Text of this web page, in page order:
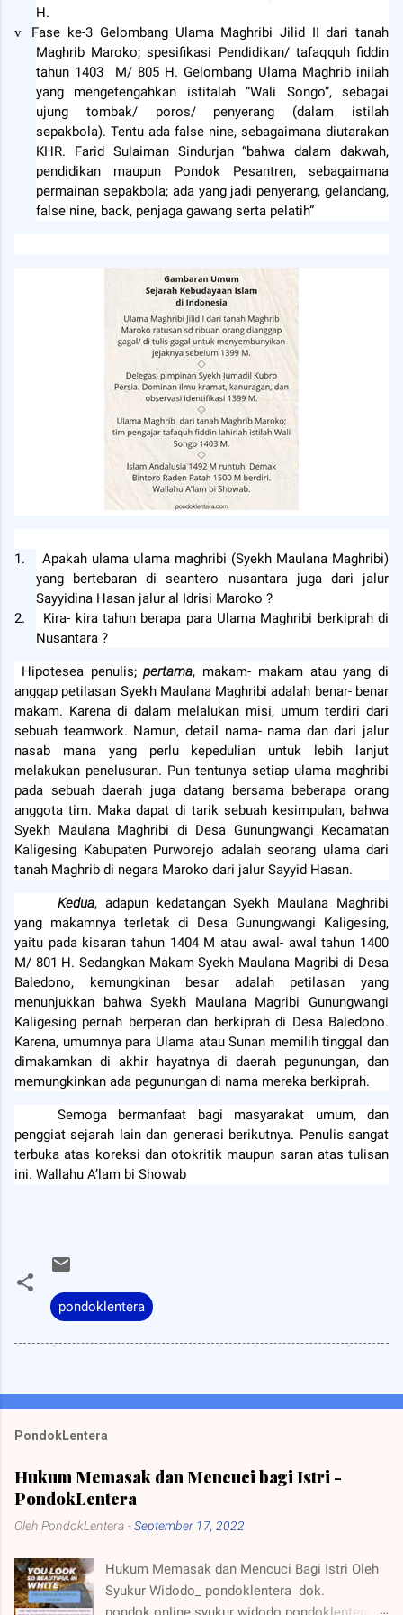
H.
v
Fase ke-3 Gelombang Ulama Maghribi Jilid II dari tanah
Maghrib Maroko; spesifikasi Pendidikan/ tafaqquh fiddin
tahun 1403
M/ 805 H. Gelombang Ulama Maghrib inilah
yang mengetengahkan istitalah “Wali Songo”, sebagai
ujung tombak/ poros/ penyerang (dalam istilah
sepakbola). Tentu ada false nine, sebagaimana diutarakan
KHR. Farid Sulaiman Sindurjan “bahwa dalam dakwah,
pendidikan maupun Pondok Pesantren, sebagaimana
permainan sepakbola; ada yang jadi penyerang, gelandang,
false nine, back, penjaga gawang serta pelatih”
1.
Apakah ulama ulama maghribi (Syekh Maulana Maghribi)
yang bertebaran di seantero nusantara juga dari jalur
Sayyidina Hasan jalur al Idrisi Maroko ?
2.
Kira- kira tahun berapa para Ulama Maghribi berkiprah di
Nusantara ?
Hipotesea penulis;pertama, makam- makam atau yang di
anggap petilasan Syekh Maulana Maghribi adalah benar- benar
makam. Karena di dalam melalukan misi, umum terdiri dari
sebuah teamwork. Namun, detail nama- nama dan dari jalur
nasab mana yang perlu kepedulian untuk lebih lanjut
melakukan penelusuran. Pun tentunya setiap ulama maghribi
pada sebuah daerah juga datang bersama beberapa orang
anggota tim. Maka dapat di tarik sebuah kesimpulan, bahwa
Syekh Maulana Maghribi di Desa Gunungwangi Kecamatan
Kaligesing Kabupaten Purworejo adalah seorang ulama dari
tanah Maghrib di negara Maroko dari jalur Sayyid Hasan.
Kedua, adapun kedatangan Syekh Maulana Maghribi
yang makamnya terletak di Desa Gunungwangi Kaligesing,
yaitu pada kisaran tahun 1404 M atau awal- awal tahun 1400
M/ 801 H. Sedangkan Makam Syekh Maulana Magribi di Desa
Baledono, kemungkinan besar adalah petilasan yang
menunjukkan bahwa Syekh Maulana Magribi Gunungwangi
Kaligesing pernah berperan dan berkiprah di Desa Baledono.
Karena, umumnya para Ulama atau Sunan memilih tinggal dan
dimakamkan di akhir hayatnya di daerah pegunungan, dan
memungkinkan ada pegunungan di nama mereka berkiprah.
Semoga bermanfaat bagi masyarakat umum, dan
penggiat sejarah lain dan generasi berikutnya. Penulis sangat
terbuka atas koreksi dan otokritik maupun saran atas tulisan
ini. Wallahu A’lam bi Showab
pondoklentera
PondokLentera
Hukum Memasak dan Mencuci bagi Istri -
PondokLentera
Oleh PondokLentera -September 17, 2022
Hukum Memasak dan Mencuci Bagi Istri Oleh
Syukur Widodo_ pondoklentera dok.